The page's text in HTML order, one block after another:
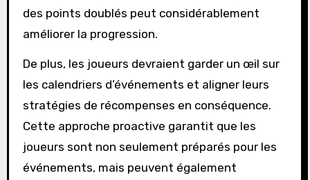
des points doublés peut considérablement
améliorer la progression.
De plus, les joueurs devraient garder un œil sur
les calendriers d’événements et aligner leurs
stratégies de récompenses en conséquence.
Cette approche proactive garantit que les
joueurs sont non seulement préparés pour les
événements, mais peuvent également